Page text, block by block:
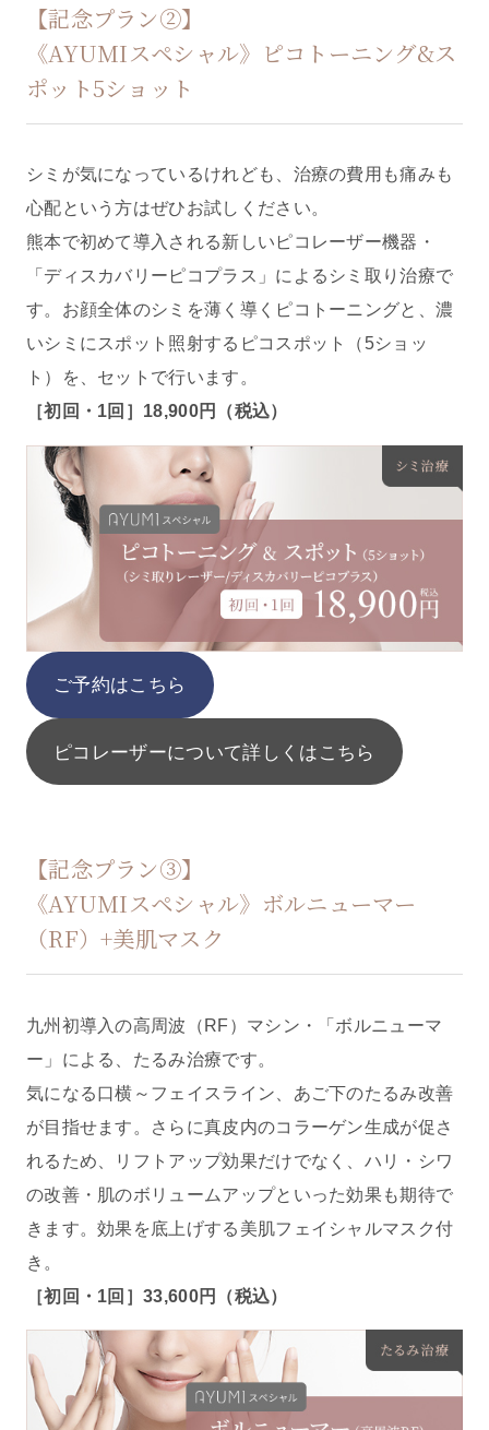
【記念プラン②】
《AYUMIスペシャル》ピコトーニング&ス
ポット5ショット
シミが気になっているけれども、治療の費用も痛みも
心配という方はぜひお試しください。
熊本で初めて導入される新しいピコレーザー機器・
「ディスカバリーピコプラス」によるシミ取り治療で
す。お顔全体のシミを薄く導くピコトーニングと、濃
いシミにスポット照射するピコスポット（5ショッ
ト）を、セットで行います。
［初回・1回］18,900円（税込）
ご予約はこちら
ピコレーザーについて詳しくはこちら
【記念プラン③】
《AYUMIスペシャル》ボルニューマー
（RF）+美肌マスク
九州初導入の高周波（RF）マシン・「ボルニューマ
ー」による、たるみ治療です。
気になる口横～フェイスライン、あご下のたるみ改善
が目指せます。さらに真皮内のコラーゲン生成が促さ
れるため、リフトアップ効果だけでなく、ハリ・シワ
の改善・肌のボリュームアップといった効果も期待で
きます。効果を底上げする美肌フェイシャルマスク付
き。
［初回・1回］33,600円（税込）